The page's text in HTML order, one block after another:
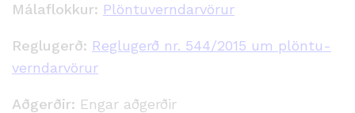
Málaflokkur: Plöntuverndarvörur
Reglugerð: Reglugerð nr. 544/2015 um plöntu­
verndar­vörur
Aðgerðir: Engar aðgerðir